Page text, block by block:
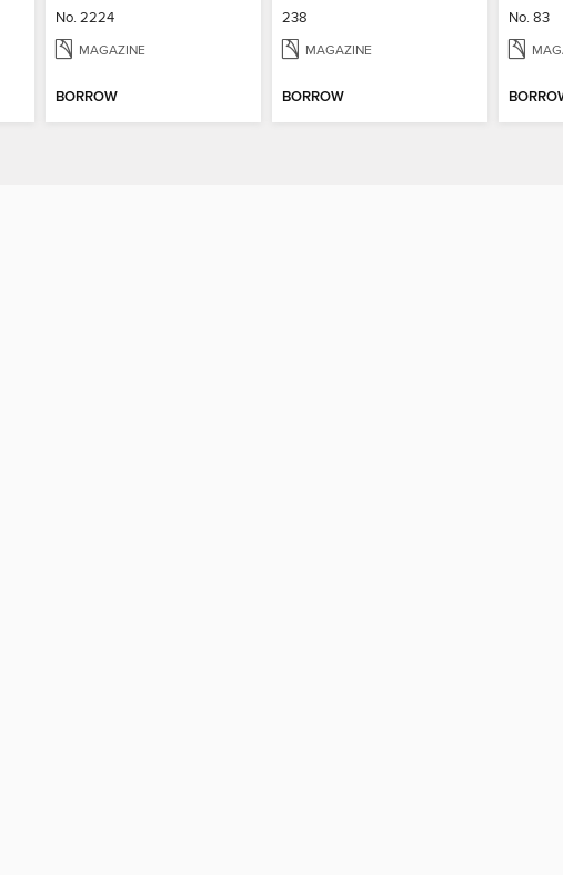
No. 2224
MAGAZINE
BORROW
238
MAGAZINE
BORROW
No. 83